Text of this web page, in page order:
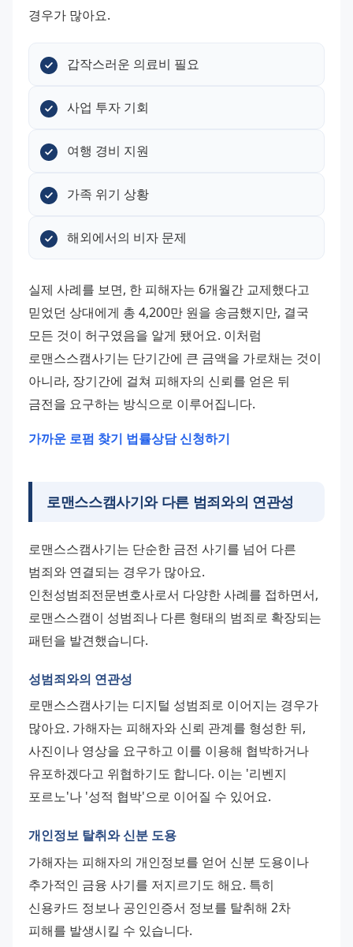
경우가 많아요.
갑작스러운 의료비 필요
사업 투자 기회
여행 경비 지원
가족 위기 상황
해외에서의 비자 문제
실제 사례를 보면, 한 피해자는 6개월간 교제했다고
믿었던 상대에게 총 4,200만 원을 송금했지만, 결국
모든 것이 허구였음을 알게 됐어요. 이처럼
로맨스스캠사기는 단기간에 큰 금액을 가로채는 것이
아니라, 장기간에 걸쳐 피해자의 신뢰를 얻은 뒤
금전을 요구하는 방식으로 이루어집니다.
가까운 로펌 찾기 법률상담 신청하기
로맨스스캠사기와 다른 범죄와의 연관성
로맨스스캠사기는 단순한 금전 사기를 넘어 다른
범죄와 연결되는 경우가 많아요.
인천성범죄전문변호사로서 다양한 사례를 접하면서,
로맨스스캠이 성범죄나 다른 형태의 범죄로 확장되는
패턴을 발견했습니다.
성범죄와의 연관성
로맨스스캠사기는 디지털 성범죄로 이어지는 경우가
많아요. 가해자는 피해자와 신뢰 관계를 형성한 뒤,
사진이나 영상을 요구하고 이를 이용해 협박하거나
유포하겠다고 위협하기도 합니다. 이는 '리벤지
포르노'나 '성적 협박'으로 이어질 수 있어요.
개인정보 탈취와 신분 도용
가해자는 피해자의 개인정보를 얻어 신분 도용이나
추가적인 금융 사기를 저지르기도 해요. 특히
신용카드 정보나 공인인증서 정보를 탈취해 2차
피해를 발생시킬 수 있습니다.